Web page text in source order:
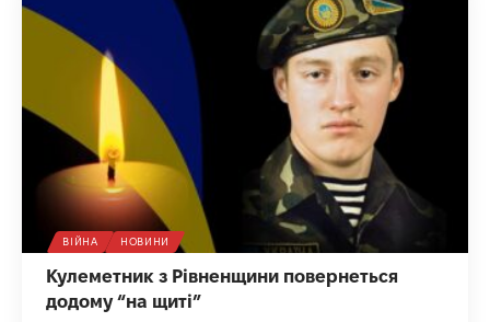
ВІЙНА НОВИНИ
Кулеметник з Рівненщини повернеться
додому “на щиті”